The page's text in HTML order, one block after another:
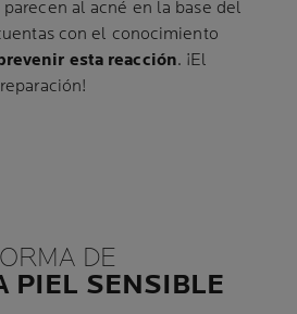
al acné en la base del
con el conocimiento
esta reacción. ¡El
DE
PIEL SENSIBLE